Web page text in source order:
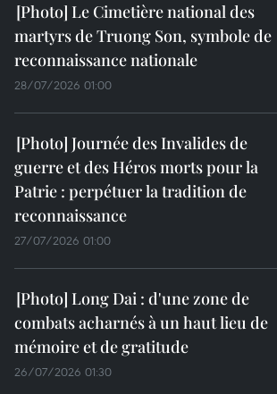
Le Cimetière national des
martyrs de Truong Son, symbole de
reconnaissance nationale
28/07/2026 01:00
Journée des Invalides de
guerre et des Héros morts pour la
Patrie : perpétuer la tradition de
reconnaissance
27/07/2026 01:00
Long Dai : d'une zone de
combats acharnés à un haut lieu de
mémoire et de gratitude
26/07/2026 01:30